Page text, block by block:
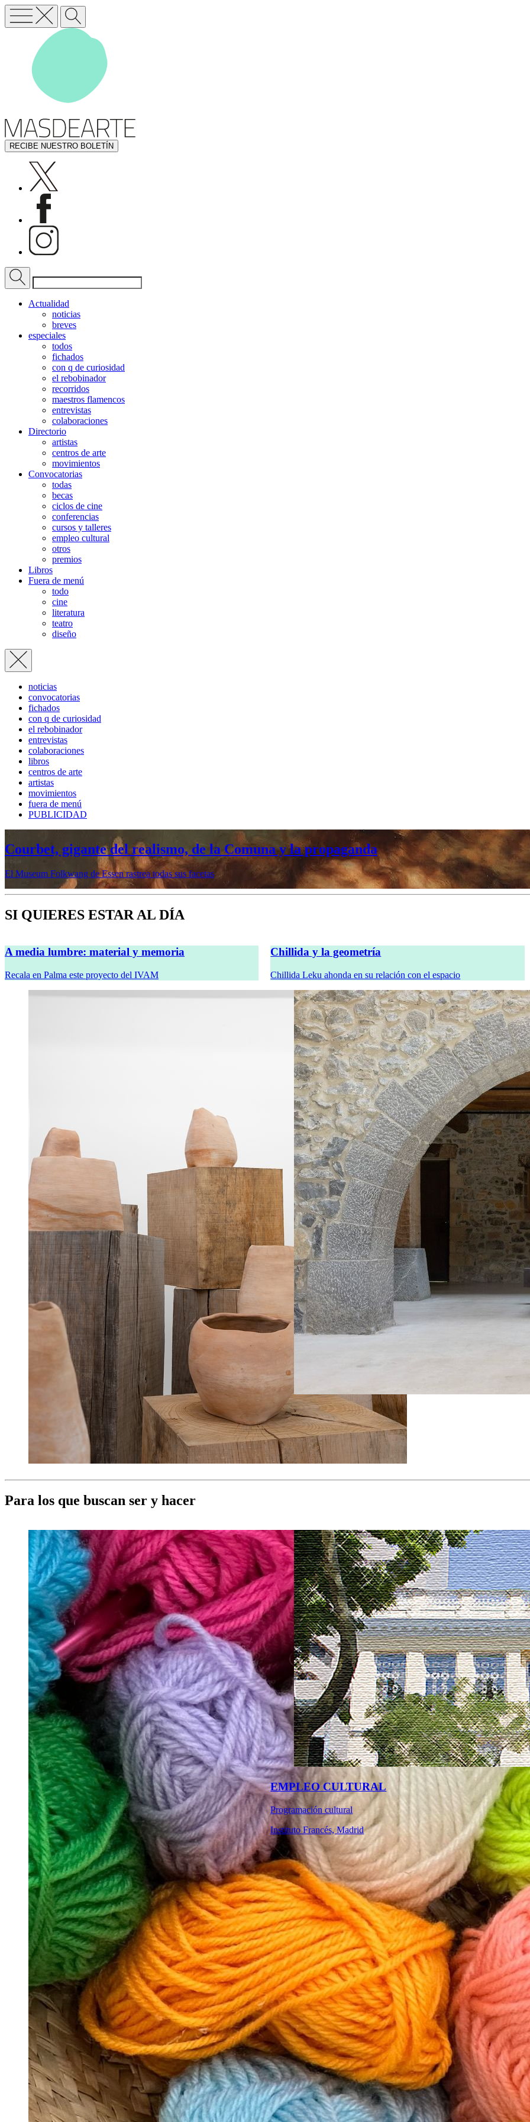
RECIBE NUESTRO BOLETÍN
Actualidad
noticias
breves
especiales
todos
fichados
con q de curiosidad
el rebobinador
recorridos
maestros flamencos
entrevistas
colaboraciones
Directorio
artistas
centros de arte
movimientos
Convocatorias
todas
becas
ciclos de cine
conferencias
cursos y talleres
empleo cultural
otros
premios
Libros
Fuera de menú
todo
cine
literatura
teatro
diseño
noticias
convocatorias
fichados
con q de curiosidad
el rebobinador
entrevistas
colaboraciones
libros
centros de arte
artistas
movimientos
fuera de menú
PUBLICIDAD
Courbet, gigante del realismo, de la Comuna y la propaganda
El Museum Folkwang de Essen rastrea todas sus facetas
SI QUIERES ESTAR AL DÍA
A media lumbre: material y memoria
Recala en Palma este proyecto del IVAM
Chillida y la geometría
Chillida Leku ahonda en su relación con el espacio
Para los que buscan ser y hacer
EMPLEO CULTURAL
Programación cultural
Instituto Francés, Madrid